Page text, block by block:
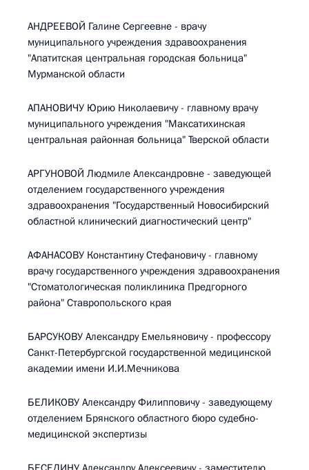
АНДРЕЕВОЙ Галине Сергеевне - врачу
муниципального учреждения здравоохранения
"Апатитская центральная городская больница"
Мурманской области
АПАНОВИЧУ Юрию Николаевичу - главному врачу
муниципального учреждения "Максатихинская
центральная районная больница" Тверской области
АРГУНОВОЙ Людмиле Александровне - заведующей
отделением государственного учреждения
здравоохранения "Государственный Новосибирский
областной клинический диагностический центр"
АФАНАСОВУ Константину Стефановичу - главному
врачу государственного учреждения здравоохранения
"Стоматологическая поликлиника Предгорного
района" Ставропольского края
БАРСУКОВУ Александру Емельяновичу - профессору
Санкт-Петербургской государственной медицинской
академии имени И.И.Мечникова
БЕЛИКОВУ Александру Филипповичу - заведующему
отделением Брянского областного бюро судебно-
медицинской экспертизы